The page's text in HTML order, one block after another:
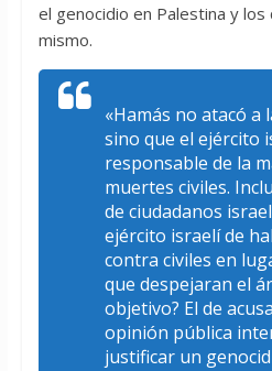
el genocidio en Palestina y los
mismo.
«Hamás no atacó a
sino que el ejército
responsable de la
muertes civiles.
de ciudadanos
ejército israelí de
contra civiles en
que despejaran el
objetivo? El de
opinión pública
justificar un